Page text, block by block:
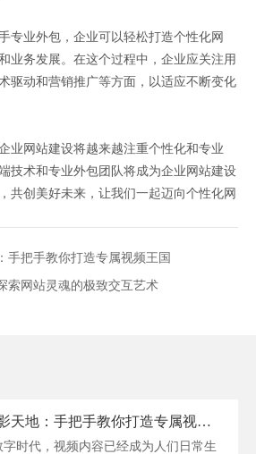
专业外包，企业可以轻松打造个性化网
业务发展。在这个过程中，企业应关注用
驱动和营销推广等方面，以适应不断变化
业网站建设将越来越注重个性化和专业
技术和专业外包团队将成为企业网站建设
共创美好未来，让我们一起迈向个性化网
手把手教你打造专属视频王国
索网站灵魂的极致交互艺术
自制光影天地：手把手教你打造专属视频王国
字时代，视频内容已经成为人们日常生